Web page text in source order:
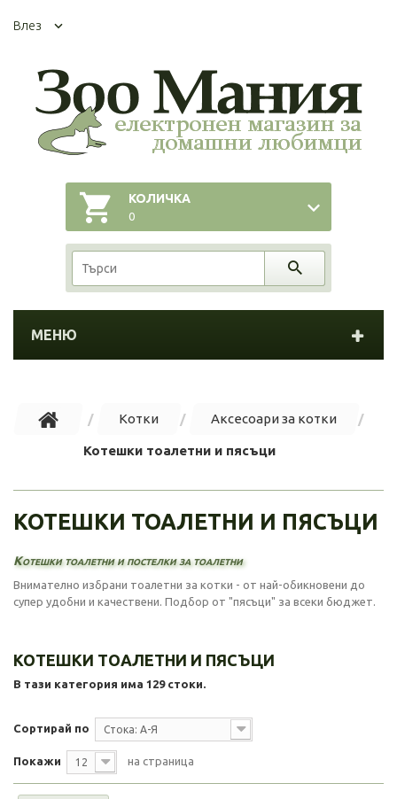
Влез
КОЛИЧКА
0
МЕНЮ
Котки Аксесоари за котки
Котешки тоалетни и пясъци
КОТЕШКИ ТОАЛЕТНИ И ПЯСЪЦИ
Котешки тоалетни и постелки за тоалетни
Внимателно избрани тоалетни за котки - от най-обикновени до
супер удобни и качествени. Подбор от "пясъци" за всеки бюджет.
КОТЕШКИ ТОАЛЕТНИ И ПЯСЪЦИ
В тази категория има 129 стоки.
Сортирай по Стока: А-Я
Покажи 12 на страница